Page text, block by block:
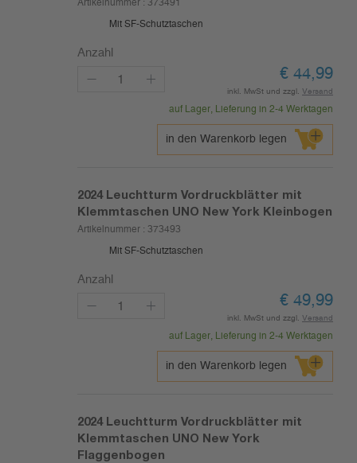
Artikelnummer : 373491
Mit SF-Schutztaschen
Anzahl
€ 44,99
inkl. MwSt und zzgl. Versand
auf Lager, Lieferung in 2-4 Werktagen
in den Warenkorb legen
2024 Leuchtturm Vordruckblätter mit
Klemmtaschen UNO New York Kleinbogen
Artikelnummer : 373493
Mit SF-Schutztaschen
Anzahl
€ 49,99
inkl. MwSt und zzgl. Versand
auf Lager, Lieferung in 2-4 Werktagen
in den Warenkorb legen
2024 Leuchtturm Vordruckblätter mit
Klemmtaschen UNO New York
Flaggenbogen